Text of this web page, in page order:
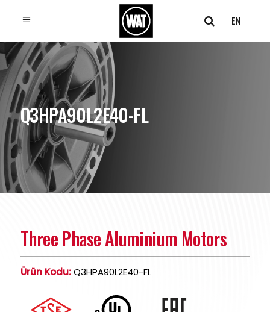
EN
Q3HPA90L2E40-FL
Three Phase Aluminium Motors
Ürün Kodu:Q3HPA90L2E40-FL